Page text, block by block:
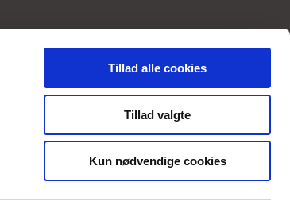
Tillad alle cookies
Tillad valgte
Kun nødvendige cookies